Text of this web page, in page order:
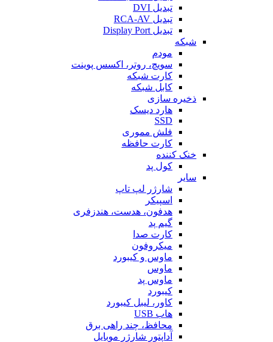
تبدیل DVI
تبدیل RCA-AV
تبدیل Display Port
شبکه
مودم
سویچ، روتر، اکسس پوینت
کارت شبکه
کابل شبکه
ذخیره سازی
هارد دیسک
SSD
فلش مموری
کارت حافظه
خنک کننده
کول پد
سایر
شارژر لپ تاپ
اسپیکر
هدفون، هدست، هندزفری
گیم پد
کارت صدا
میکروفون
ماوس و کیبورد
ماوس
ماوس پد
کیبورد
کاور، لیبل کیبورد
هاب USB
محافظ، چند راهی برق
آداپتور شارژر موبایل